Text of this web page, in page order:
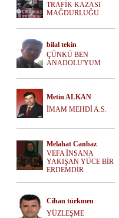
TRAFİK KAZASI
MAĞDURLUĞU
bilal tekin
ÇÜNKÜ BEN
ANADOLU'YUM
Metin ALKAN
İMAM MEHDİ A.S.
Melahat Canbaz
VEFA İNSANA
YAKIŞAN YÜCE BİR
ERDEMDİR
Cihan türkmen
YÜZLEŞME